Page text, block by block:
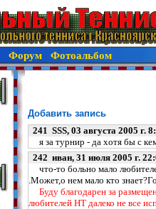
Форум Фотоальбом
Добавить запись
241 SSS, 03 августа 2005 г.
я за турнир - да хотя бы с
242 иван, 31 июля 2005 г.
что-то больно мало
.Может,о нем мало кто
Буду благодарен за
любителей НТ далеко не все